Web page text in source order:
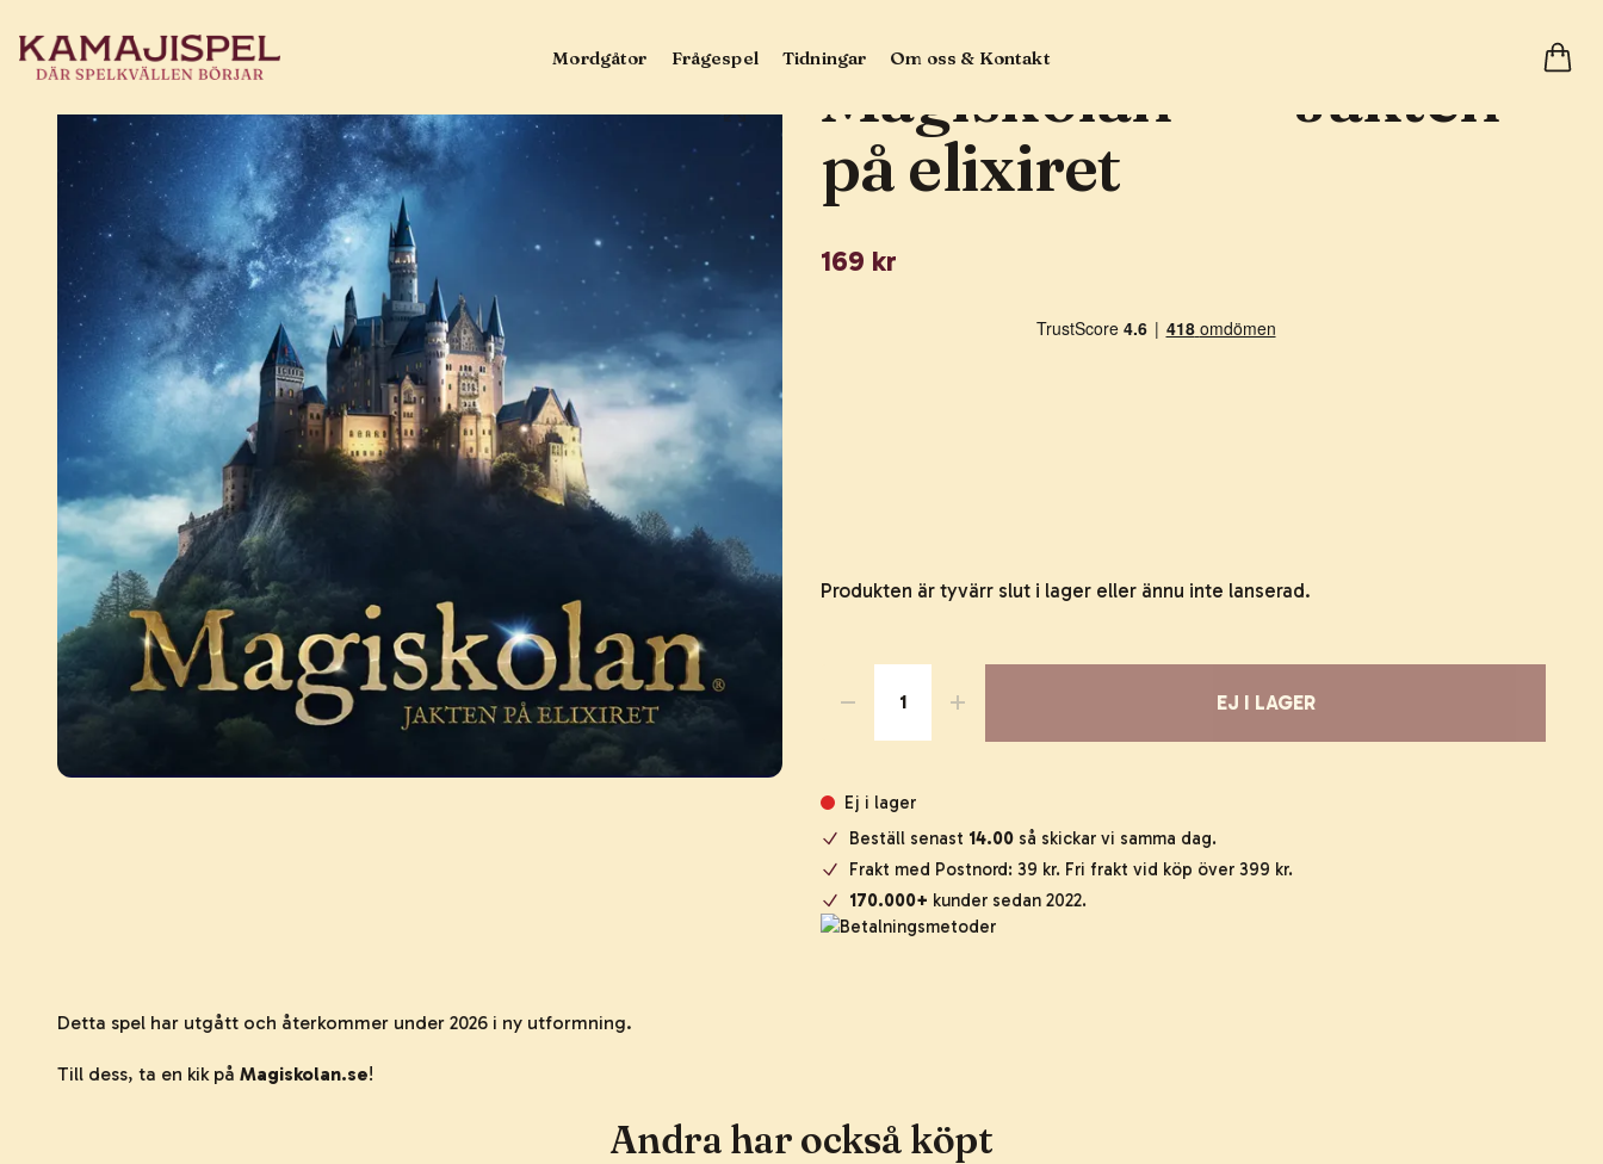
Mordgåtor Frågespel Tidningar Om oss & Kontakt
HEM ESCAPE ROOM-SPEL ATT LÖSA HEMMA
Magiskolan® — Jakten
på elixiret
169 kr
Produkten är tyvärr slut i lager eller ännu inte lanserad.
EJ I LAGER
Ej i lager
Beställ senast 14.00 så skickar vi samma dag.
Frakt med Postnord: 39 kr. Fri frakt vid köp över 399 kr.
170.000+ kunder sedan 2022.
Detta spel har utgått och återkommer under 2026 i ny utformning.
Till dess, ta en kik på Magiskolan.se!
Andra har också köpt